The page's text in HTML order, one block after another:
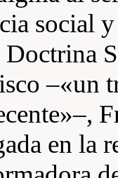
social
–«un
en la